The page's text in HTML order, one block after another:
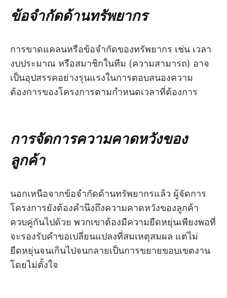
ข้อจำกัดด้านทรัพยากร
การขาดแคลนหรือข้อจำกัดของทรัพยากร เช่น เวลา
งบประมาณ หรือสมาชิกในทีม (ความสามารถ) อาจ
เป็นอุปสรรคอย่างรุนแรงในการตอบสนองความ
ต้องการของโครงการตามกำหนดเวลาที่ต้องการ
การจัดการความคาดหวังของ
ลูกค้า
นอกเหนือจากข้อจำกัดด้านทรัพยากรแล้ว ผู้จัดการ
โครงการยังต้องคำนึงถึงความคาดหวังของลูกค้า
ควบคู่กันไปด้วย พวกเขาต้องมีความยืดหยุ่นเพียงพอที่
จะรองรับคำขอเปลี่ยนแปลงที่สมเหตุสมผล แต่ไม่
ยืดหยุ่นจนเกินไปจนกลายเป็นการขยายขอบเขตงาน
โดยไม่ตั้งใจ